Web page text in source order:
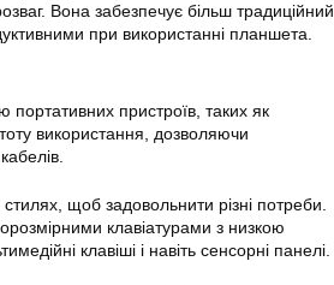
Вона забезпечує більш традиційний
при використанні планшета.
пристроїв, таких як
використання, дозволяючи
стилях, щоб задовольнити різні потреби.
клавіатурами з низкою
клавіші і навіть сенсорні панелі.